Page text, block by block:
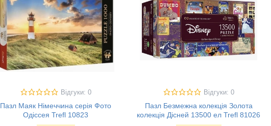
Відгуки: 0
Пазл Маяк Німеччина серія Фото
Одіссея Trefl 10823
Відгуки: 0
Пазл Безмежна колекція Золота
колекція Дісней 13500 ел Trefl 81026